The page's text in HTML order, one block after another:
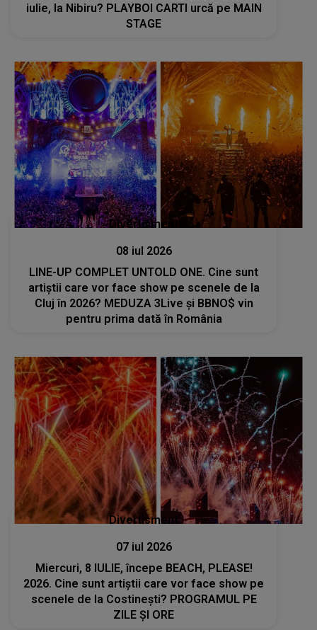
iulie, la Nibiru? PLAYBOI CARTI urcă pe MAIN
STAGE
Divertisment
08 iul 2026
LINE-UP COMPLET UNTOLD ONE. Cine sunt
artiștii care vor face show pe scenele de la
Cluj în 2026? MEDUZA 3Live şi BBNO$ vin
pentru prima dată în România
Divertisment
07 iul 2026
Miercuri, 8 IULIE, începe BEACH, PLEASE!
2026. Cine sunt artiștii care vor face show pe
scenele de la Costinești? PROGRAMUL PE
ZILE ȘI ORE